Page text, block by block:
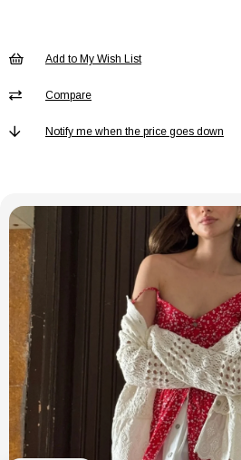
Add to My Wish List
Compare
Notify me when the price goes down